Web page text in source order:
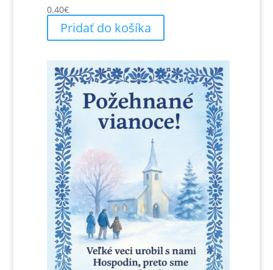
0.40€
Pridať do košíka